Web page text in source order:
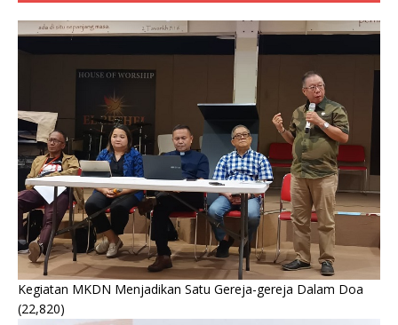
Kegiatan MKDN Menjadikan Satu Gereja-gereja Dalam Doa
(22,820)